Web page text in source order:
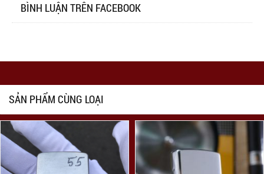
BÌNH LUẬN TRÊN FACEBOOK
SẢN PHẨM CÙNG LOẠI